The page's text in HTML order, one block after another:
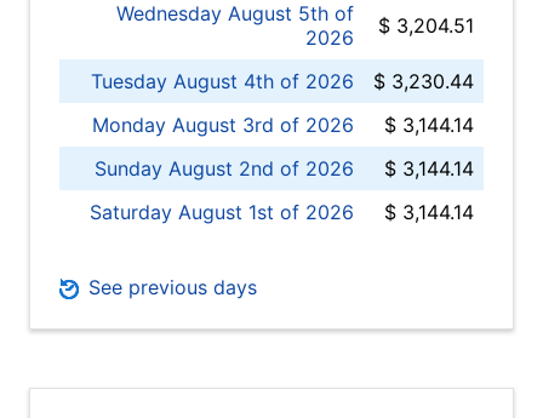
Wednesday August 5th of
2026
$ 3,204.51
Tuesday August 4th of 2026
$ 3,230.44
Monday August 3rd of 2026
$ 3,144.14
Sunday August 2nd of 2026
$ 3,144.14
Saturday August 1st of 2026
$ 3,144.14
See previous days